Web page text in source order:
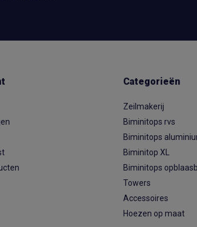
Categorieën
Zeilmakerij
Biminitops rvs
Biminitops
Biminitop XL
Biminitops
Towers
Accessoires
Hoezen op maat